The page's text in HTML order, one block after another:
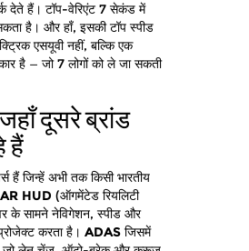
देते हैं। टॉप-वेरिएंट 7 सेकंड में
है। और हाँ, इसकी टॉप स्पीड
एसयूवी नहीं, बल्कि एक
है — जो 7 लोगों को ले जा सकती
दूसरे ब्रांड
हैं
हैं जिन्हें अभी तक किसी भारतीय
AR HUD (ऑगमेंटेड रियलिटी
के सामने नेविगेशन, स्पीड और
करता है। ADAS जिसमें